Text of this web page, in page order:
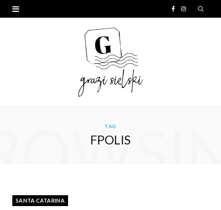
I
TAG
FPOLIS
SANTA CATARINA